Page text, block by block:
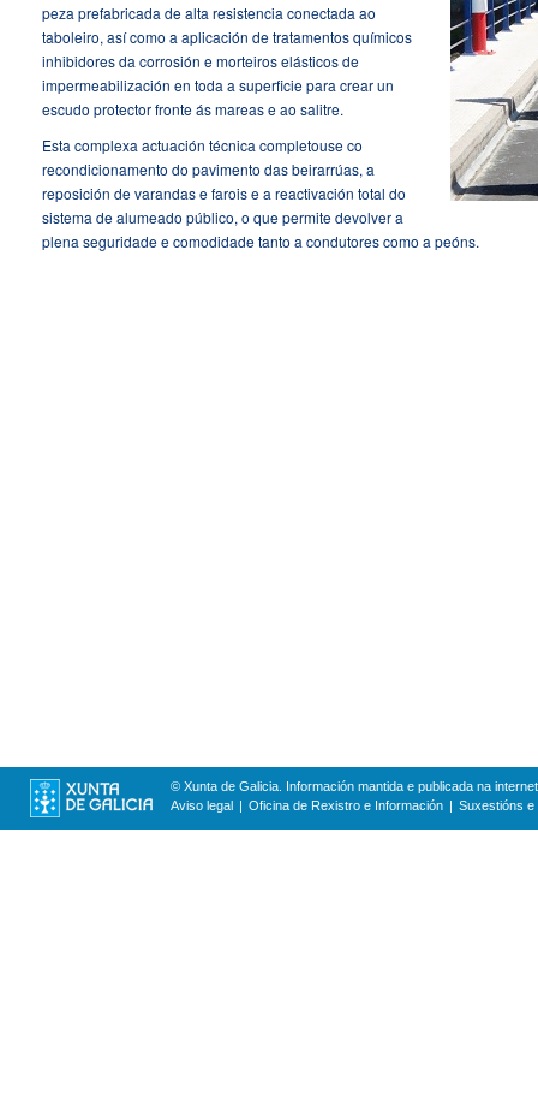
peza prefabricada de alta resistencia conectada ao
taboleiro, así como a aplicación de tratamentos químicos
inhibidores da corrosión e morteiros elásticos de
impermeabilización en toda a superficie para crear un
escudo protector fronte ás mareas e ao salitre.
Esta complexa actuación técnica completouse co
recondicionamento do pavimento das beirarrúas, a
reposición de varandas e farois e a reactivación total do
sistema de alumeado público, o que permite devolver a
plena seguridade e comodidade tanto a condutores como a peóns.
© Xunta de Galicia. Información mantida e publicada na
Aviso legal
Oficina de Rexistro e Información Suxestións e